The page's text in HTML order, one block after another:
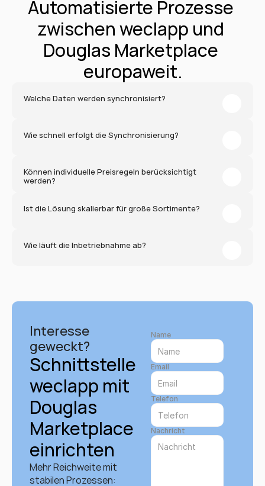
Automatisierte Prozesse
zwischen weclapp und
Douglas Marketplace
europaweit.
Welche Daten werden synchronisiert?
Wie schnell erfolgt die Synchronisierung?
Können individuelle Preisregeln berücksichtigt
werden?
Ist die Lösung skalierbar für große Sortimente?
Wie läuft die Inbetriebnahme ab?
Interesse
geweckt?
Schnittstelle
weclapp mit
Douglas
Marketplace
einrichten
Mehr Reichweite mit
stabilen Prozessen:
Name
Email
Telefon
Nachricht